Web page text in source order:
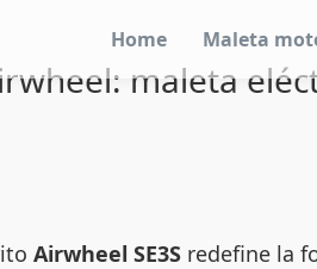
Home Maleta
maleta
Airwheel SE3S redefine la